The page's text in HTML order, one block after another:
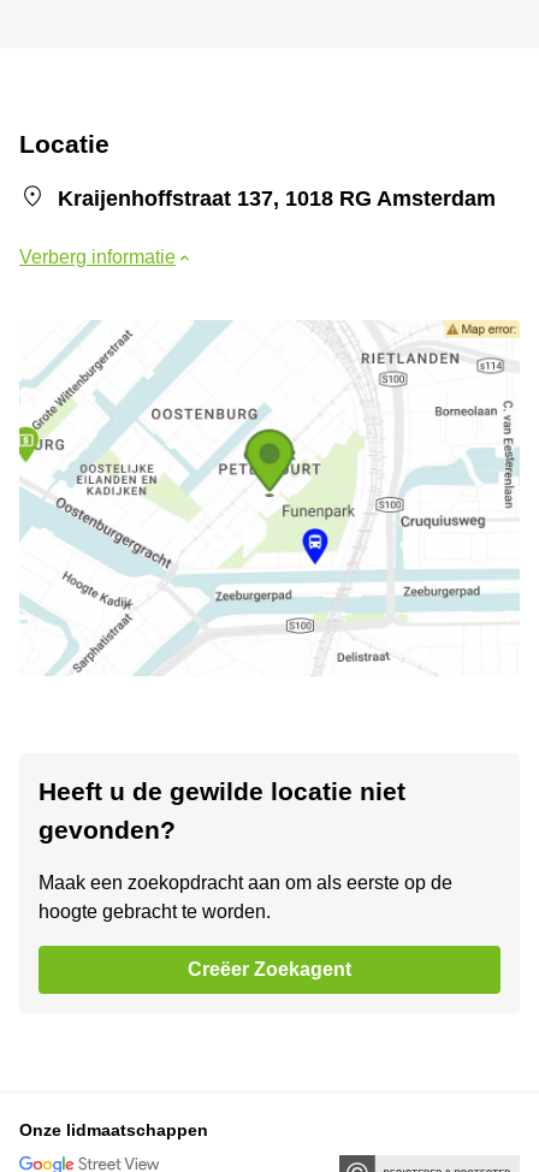
Locatie
Kraijenhoffstraat 137, 1018 RG Amsterdam
Verberg informatie
Heeft u de gewilde locatie niet
gevonden?
Maak een zoekopdracht aan om als eerste op de
hoogte gebracht te worden.
Creëer Zoekagent
Onze lidmaatschappen